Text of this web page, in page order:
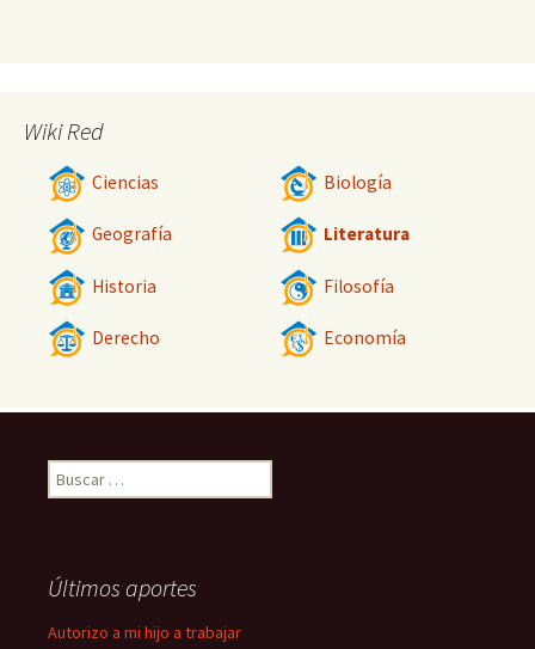
Wiki Red
Ciencias Biología
Geografía Literatura
Historia Filosofía
Derecho Economía
Buscar:
Últimos aportes
Autorizo a mi hijo a trabajar